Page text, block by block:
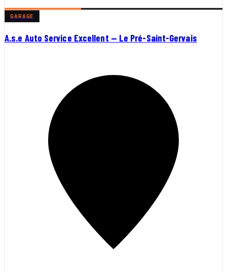
GARAGE
A.s.e Auto Service Excellent — Le Pré-Saint-Gervais